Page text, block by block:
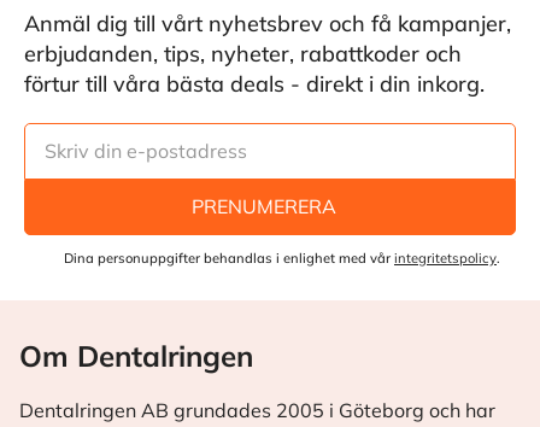
Anmäl dig till vårt nyhetsbrev och få kampanjer,
erbjudanden, tips, nyheter, rabattkoder och
förtur till våra bästa deals - direkt i din inkorg.
PRENUMERERA
Dina personuppgifter behandlas i enlighet med vår integritetspolicy.
Om Dentalringen
Dentalringen AB grundades 2005 i Göteborg och har